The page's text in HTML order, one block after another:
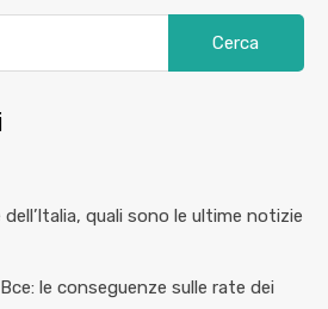
quali sono le ultime notizie
le conseguenze sulle rate dei